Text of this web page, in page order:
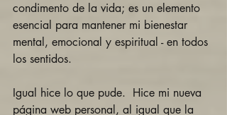
condimento de la vida; es un elemento
esencial para mantener mi bienestar
mental, emocional y espiritual - en todos
los sentidos.
Igual hice lo que pude.  Hice mi nueva
página web personal, al igual que la